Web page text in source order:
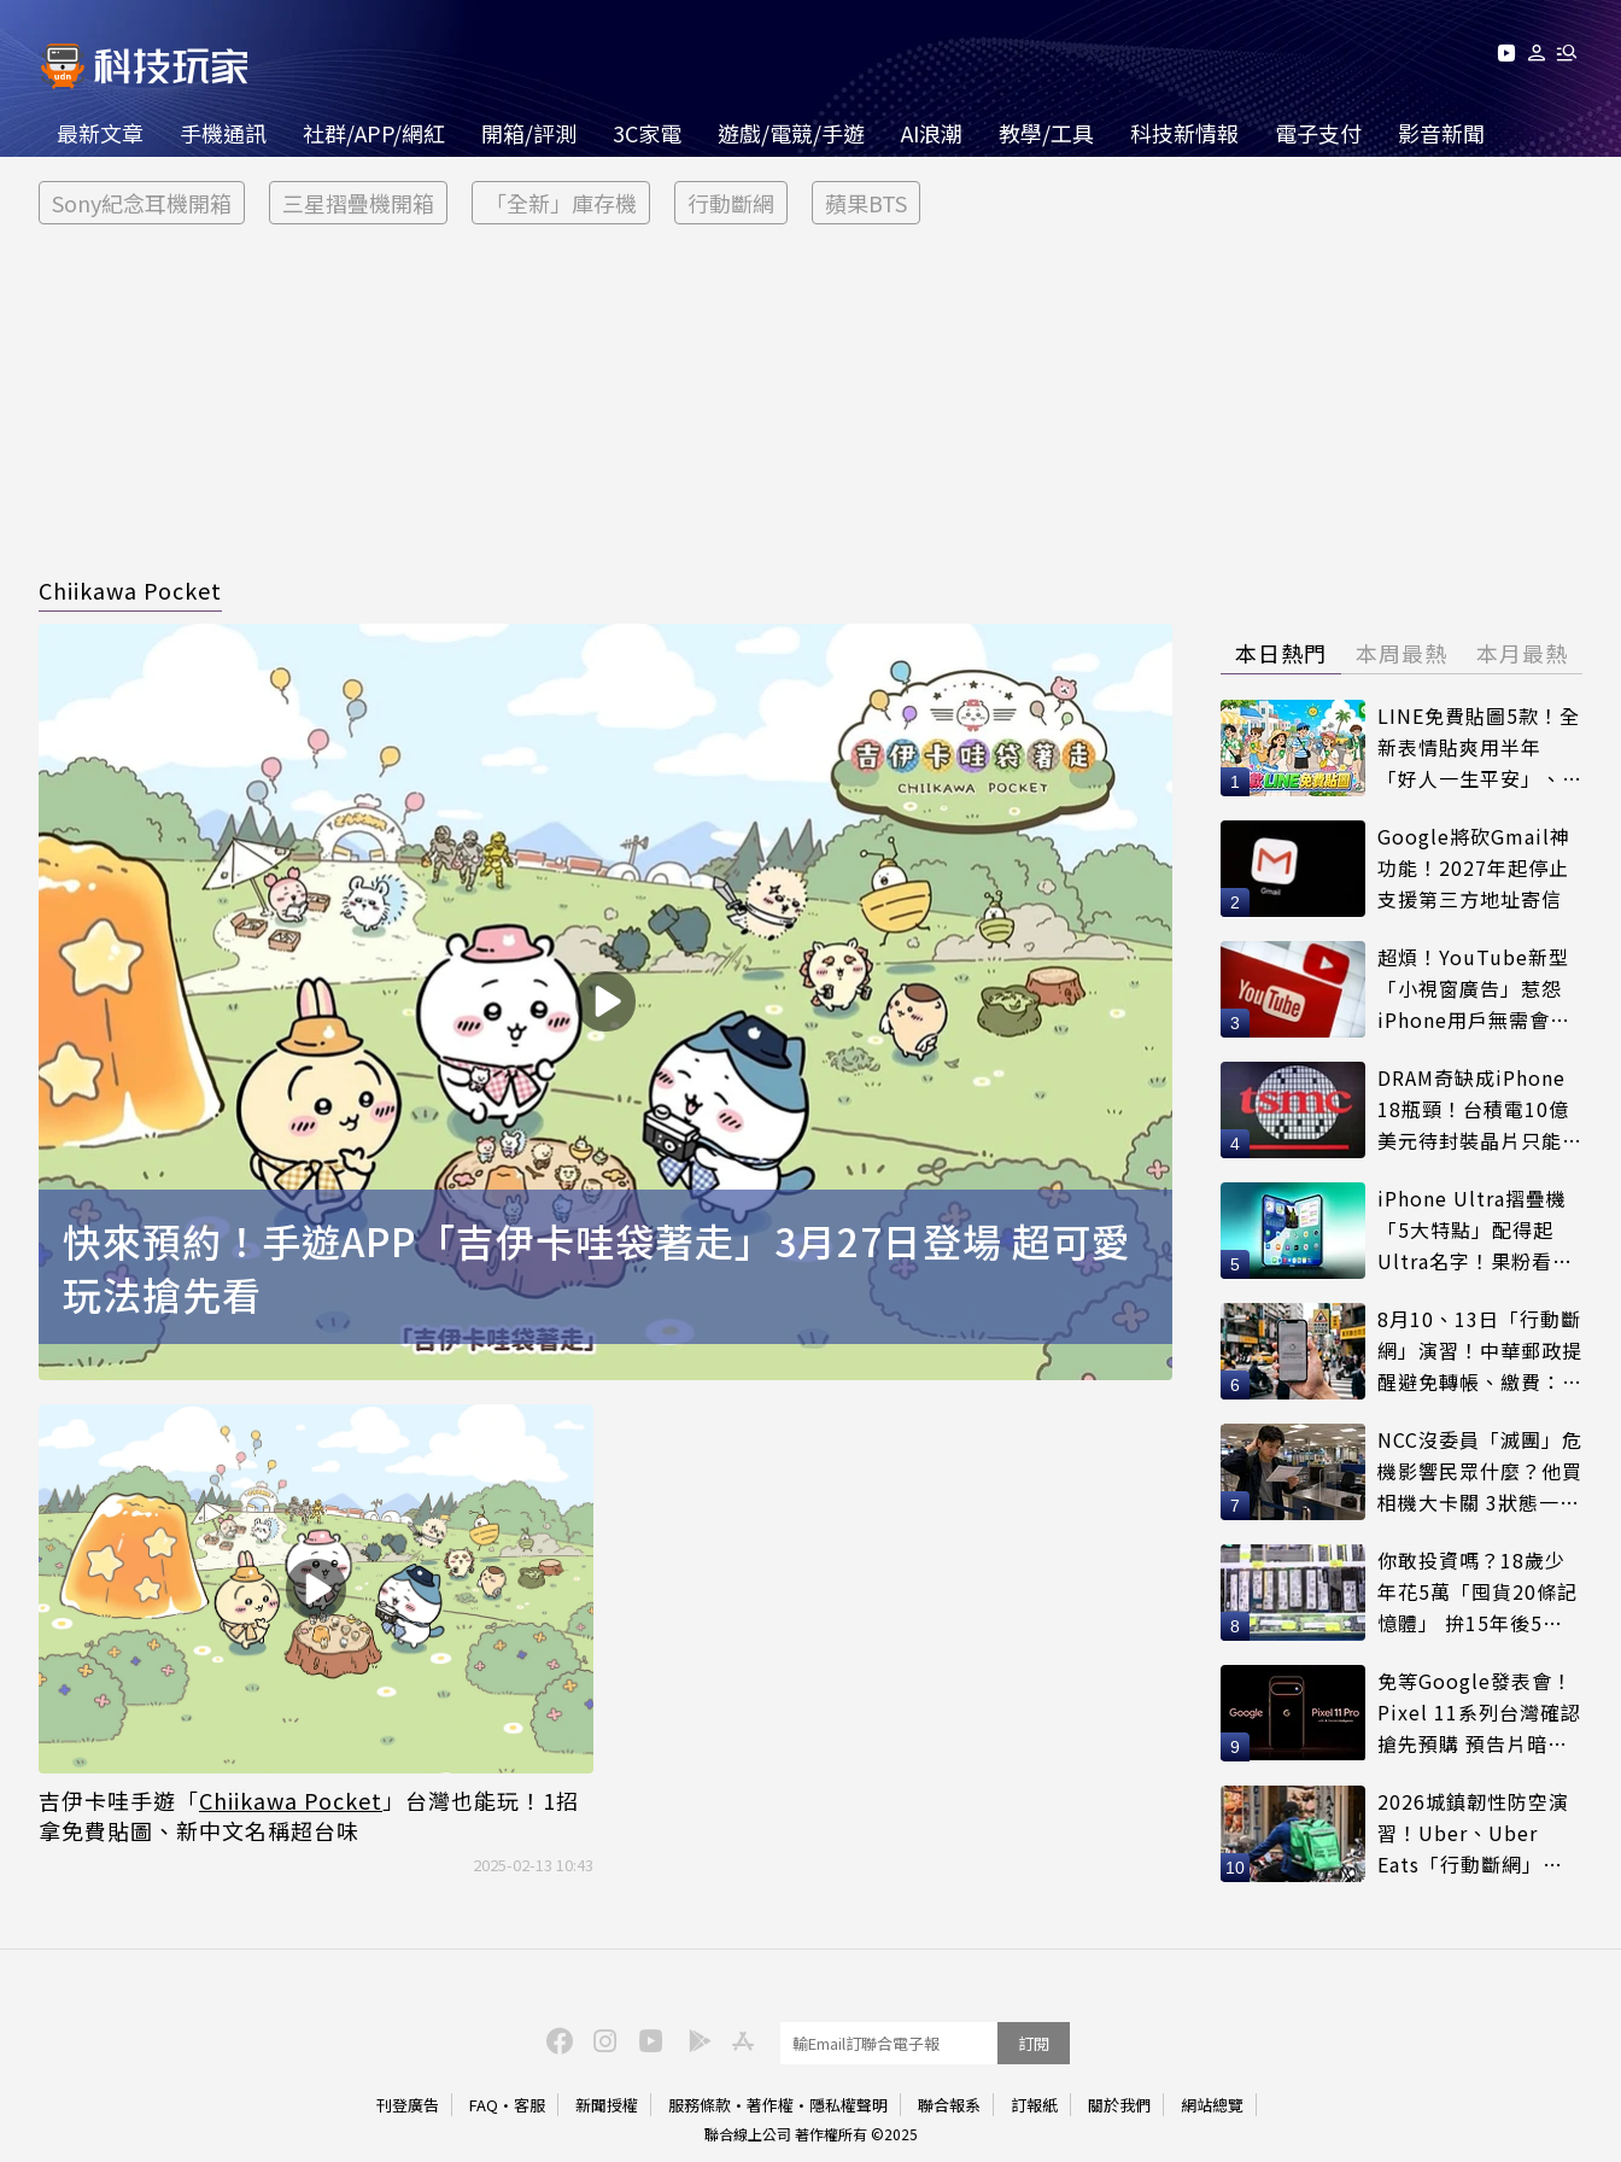
最新文章 手機通訊 社群/APP/網紅 開箱/評測 3C家電 遊戲/電競/手遊 AI浪潮 教學/工具 科技新情報 電子支付 影音新聞
Sony紀念耳機開箱 三星摺疊機開箱 「全新」庫存機 行動斷網 蘋果BTS
Chiikawa Pocket
快來預約！手遊APP「吉伊卡哇袋著走」3月27日登場 超可愛
玩法搶先看
吉伊卡哇手遊「Chiikawa Pocket」台灣也能玩！1招
拿免費貼圖、新中文名稱超台味
2025-02-13 10:43
本日熱門 本周最熱 本月最熱
LINE免費貼圖5款！全
新表情貼爽用半年
「好人一生平安」、
Google將砍Gmail神
功能！2027年起停止
支援第三方地址寄信
超煩！YouTube新型
「小視窗廣告」惹怨
iPhone用戶無需會員
DRAM奇缺成iPhone
18瓶頸！台積電10億
美元待封裝晶片只能枯
iPhone Ultra摺疊機
「5大特點」配得起
Ultra名字！果粉看完
8月10、13日「行動斷
網」演習！中華郵政提
醒避免轉帳、繳費：務
NCC沒委員「滅團」危
機影響民眾什麼？他買
相機大卡關 3狀態一同
你敢投資嗎？18歲少
年花5萬「囤貨20條記
憶體」 拚15年後5倍
免等Google發表會！
Pixel 11系列台灣確認
搶先預購 預告片暗示
2026城鎮韌性防空演
習！Uber、Uber
Eats「行動斷網」注
訂閱
刊登廣告 FAQ · 客服 新聞授權 服務條款 · 著作權 · 隱私權聲明 聯合報系 訂報紙 關於我們 網站總覽
聯合線上公司 著作權所有 ©2025